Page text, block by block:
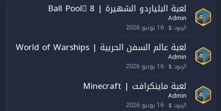
لعبة البلياردو الشهيرة | 8 Ball Poolَ
Admin
الردود 1 16 يونيو 2026
لعبة عالم السفن الحربية | World of Warships
Admin
الردود 1 16 يونيو 2026
لعبة ماينكرافت | Minecraft
Admin
الردود 1 16 يونيو 2026